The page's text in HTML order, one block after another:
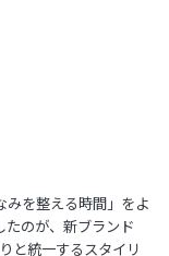
みを整える時間」をよ
たのが、新ブランド
と統一するスタイリ